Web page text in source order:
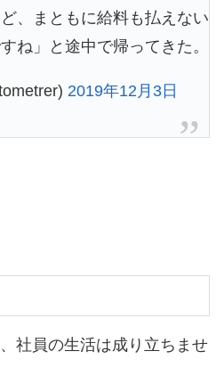
、まともに給料も払えない
ね」と途中で帰ってきた。
2019年12月3日
社員の生活は成り立ちませ